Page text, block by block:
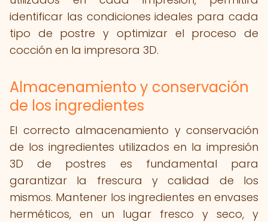
identificar las condiciones ideales para cada
tipo de postre y optimizar el proceso de
cocción en la impresora 3D.
Almacenamiento y conservación
de los ingredientes
El correcto almacenamiento y conservación
de los ingredientes utilizados en la impresión
3D de postres es fundamental para
garantizar la frescura y calidad de los
mismos. Mantener los ingredientes en envases
herméticos, en un lugar fresco y seco, y